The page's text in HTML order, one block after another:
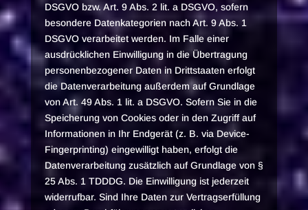
DSGVO bzw. Art. 9 Abs. 2 lit. a DSGVO, sofern
besondere Datenkategorien nach Art. 9 Abs. 1
DSGVO verarbeitet werden. Im Falle einer
ausdrücklichen Einwilligung in die Übertragung
personenbezogener Daten in Drittstaaten erfolgt
die Datenverarbeitung außerdem auf Grundlage
von Art. 49 Abs. 1 lit. a DSGVO. Sofern Sie in die
Speicherung von Cookies oder in den Zugriff auf
Informationen in Ihr Endgerät (z. B. via Device-
Fingerprinting) eingewilligt haben, erfolgt die
Datenverarbeitung zusätzlich auf Grundlage von §
25 Abs. 1 TDDDG. Die Einwilligung ist jederzeit
widerrufbar. Sind Ihre Daten zur Vertragserfüllung